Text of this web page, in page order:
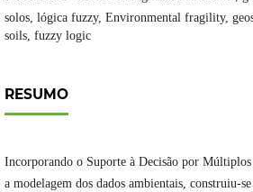
solos, lógica fuzzy, Environmental fragility,
soils, fuzzy logic
RESUMO
Incorporando o Suporte à Decisão por
a modelagem dos dados ambientais, construiu-